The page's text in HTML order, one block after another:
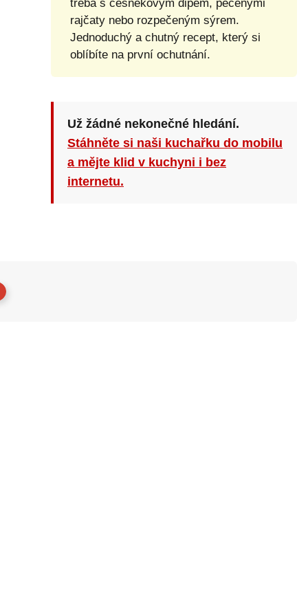
třeba s česnekovým dipem, pečenými
rajčaty nebo rozpečeným sýrem.
Jednoduchý a chutný recept, který si
oblíbíte na první ochutnání.
Už žádné nekonečné hledání.
Stáhněte si naši kuchařku do mobilu
a mějte klid v kuchyni i bez
internetu.